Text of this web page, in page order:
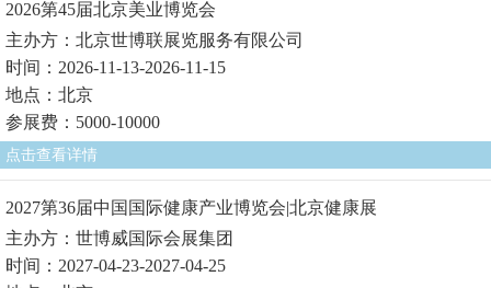
2026第45届北京美业博览会
主办方：北京世博联展览服务有限公司
时间：2026-11-13-2026-11-15
地点：北京
参展费：5000-10000
点击查看详情
2027第36届中国国际健康产业博览会|北京健康展
主办方：世博威国际会展集团
时间：2027-04-23-2027-04-25